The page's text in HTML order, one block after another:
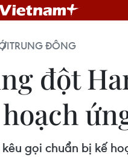
TRUNG ĐÔNG
đột
gọi chuẩn bị kế